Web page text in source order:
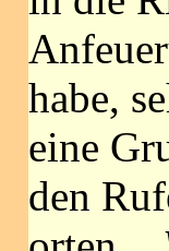
habe,
eine
den